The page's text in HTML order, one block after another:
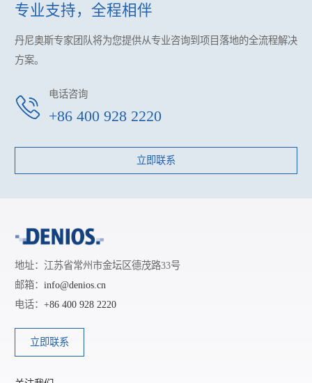
专业支持，全程相伴
丹尼奥斯专家团队将为您提供从专业咨询到项目落地的全流程解决
方案。
电话咨询
+86 400 928 2220
立即联系
地址：江苏省常州市金坛区德茂路33号
邮箱： info@denios.cn
电话： +86 400 928 2220
立即联系